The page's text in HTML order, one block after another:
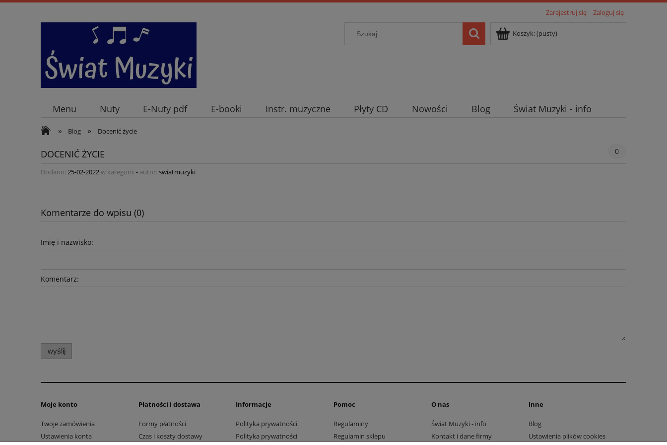
Zarejestruj się Zaloguj się
Koszyk:(pusty)
Menu Nuty E-Nuty pdf E-booki Instr. muzyczne Płyty CD Nowości Blog Świat Muzyki - info
» Blog » Docenić życie
DOCENIĆ ŻYCIE 0
Dodano: 25-02-2022w kategorii: - autor: swiatmuzyki
Komentarze do wpisu (0)
Imię i nazwisko:
Komentarz:
wyślij
Moje konto
Twoje zamówienia
Ustawienia konta
Płatności i dostawa
Formy płatności
Czas i koszty dostawy
Informacje
Polityka prywatności
Polityka prywatności
Pomoc
Regulaminy
Regulamin sklepu
O nas
Świat Muzyki - info
Kontakt i dane firmy
Inne
Blog
Ustawienia plików cookies